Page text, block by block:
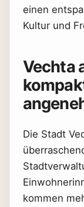
einen
Kultur und
Vechta
Die Stadt
kommen